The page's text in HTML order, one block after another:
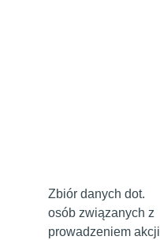
Zbiór danych dot.
osób związanych z
prowadzeniem akcji